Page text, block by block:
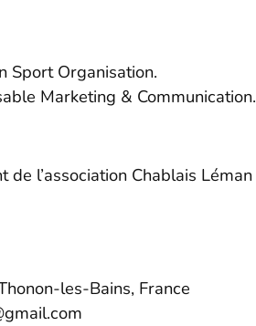
Sport Organisation.
Marketing & Communication.
l’association Chablais Léman
les-Bains, France